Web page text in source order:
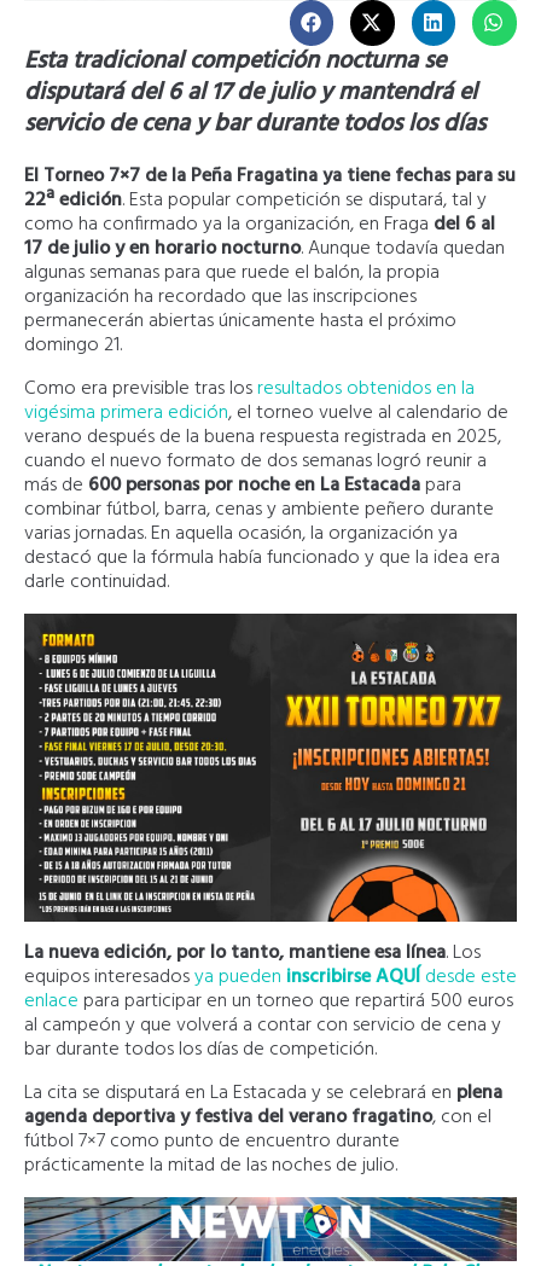
Esta tradicional competición nocturna se
disputará del 6 al 17 de julio y mantendrá el
servicio de cena y bar durante todos los días
El Torneo 7×7 de la Peña Fragatina ya tiene fechas para su
22ª edición. Esta popular competición se disputará, tal y
como ha confirmado ya la organización, en Fraga del 6 al
17 de julio y en horario nocturno. Aunque todavía quedan
algunas semanas para que ruede el balón, la propia
organización ha recordado que las inscripciones
permanecerán abiertas únicamente hasta el próximo
domingo 21.
Como era previsible tras losresultados obtenidos en la
vigésima primera edición, el torneo vuelve al calendario de
verano después de la buena respuesta registrada en 2025,
cuando el nuevo formato de dos semanas logró reunir a
más de 600 personas por noche en La Estacadapara
combinar fútbol, barra, cenas y ambiente peñero durante
varias jornadas. En aquella ocasión, la organización ya
destacó que la fórmula había funcionado y que la idea era
darle continuidad.
La nueva edición, por lo tanto, mantiene esa línea. Los
equipos interesadosya pueden inscribirse AQUÍdesde este
enlace para participar en un torneo que repartirá 500 euros
al campeón y que volverá a contar con servicio de cena y
bar durante todos los días de competición.
La cita se disputará en La Estacada y se celebrará en plena
agenda deportiva y festiva del verano fragatino, con el
fútbol 7×7 como punto de encuentro durante
prácticamente la mitad de las noches de julio.